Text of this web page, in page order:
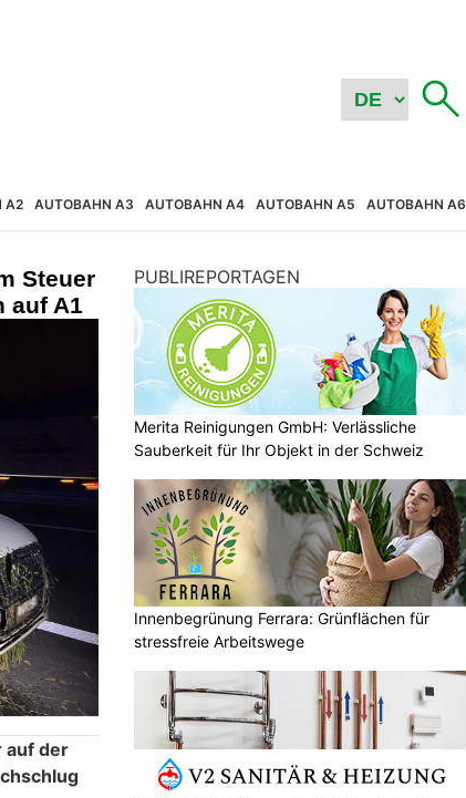
A2 AUTOBAHN A3 AUTOBAHN A4 AUTOBAHN A5 AUTOBAHN A6
Steuer
auf A1
auf der
PUBLIREPORTAGEN
Merita Reinigungen GmbH: Verlässliche
Sauberkeit für Ihr Objekt in der Schweiz
Innenbegrünung Ferrara: Grünflächen für
stressfreie Arbeitswege